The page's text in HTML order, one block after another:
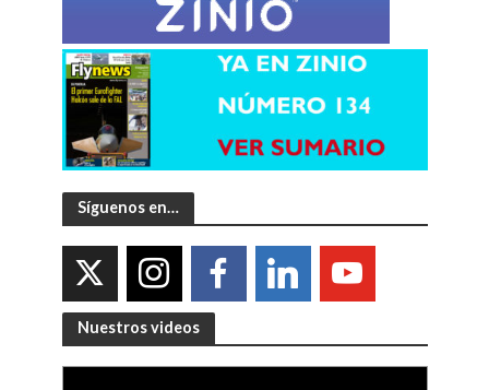
Síguenos en…
Nuestros videos